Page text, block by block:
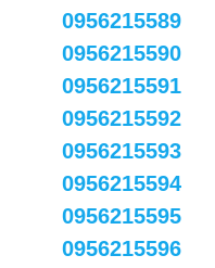
0956215589
0956215590
0956215591
0956215592
0956215593
0956215594
0956215595
0956215596